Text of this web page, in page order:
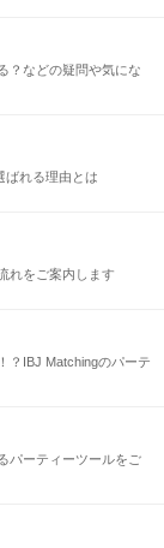
？などの疑問や気にな
ばれる理由とは
れをご案内します
？IBJ Matchingのパーテ
パーティーツールをご